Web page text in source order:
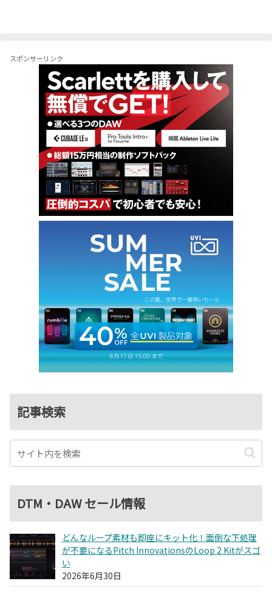
スポンサーリンク
記事検索
DTM・DAW セール情報
どんなループ素材も即座にキット化！面倒な下処理
が不要になるPitch InnovationsのLoop 2 Kitがスゴ
い
2026年6月30日